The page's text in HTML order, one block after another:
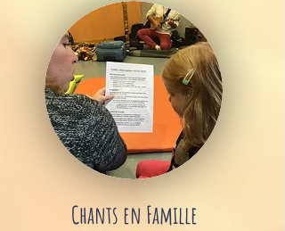
Chants en Famille